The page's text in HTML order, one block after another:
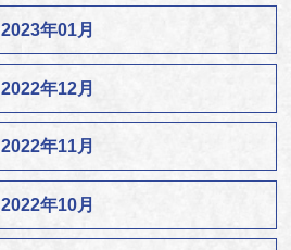
2023年01月
2022年12月
2022年11月
2022年10月